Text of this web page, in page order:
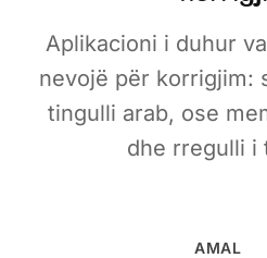
Aplikacioni i duhur
nevojë për korrigjim:
tingulli arab, ose
dhe rregulli i
AMAL